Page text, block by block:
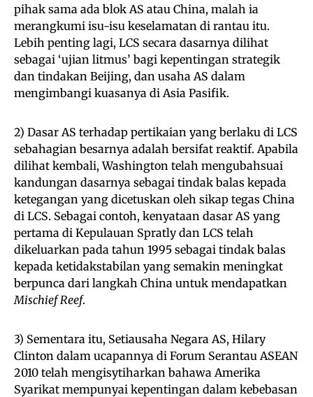
pihak sama ada blok AS atau China, malah ia
merangkumi isu-isu keselamatan di rantau itu.
Lebih penting lagi, LCS secara dasarnya dilihat
sebagai ‘ujian litmus’ bagi kepentingan strategik
dan tindakan Beijing, dan usaha AS dalam
mengimbangi kuasanya di Asia Pasifik.
2) Dasar AS terhadap pertikaian yang berlaku di LCS
sebahagian besarnya adalah bersifat reaktif. Apabila
dilihat kembali, Washington telah mengubahsuai
kandungan dasarnya sebagai tindak balas kepada
ketegangan yang dicetuskan oleh sikap tegas China
di LCS. Sebagai contoh, kenyataan dasar AS yang
pertama di Kepulauan Spratly dan LCS telah
dikeluarkan pada tahun 1995 sebagai tindak balas
kepada ketidakstabilan yang semakin meningkat
berpunca dari langkah China untuk mendapatkan
Mischief Reef.
3) Sementara itu, Setiausaha Negara AS, Hilary
Clinton dalam ucapannya di Forum Serantau ASEAN
2010 telah mengisytiharkan bahawa Amerika
Syarikat mempunyai kepentingan dalam kebebasan